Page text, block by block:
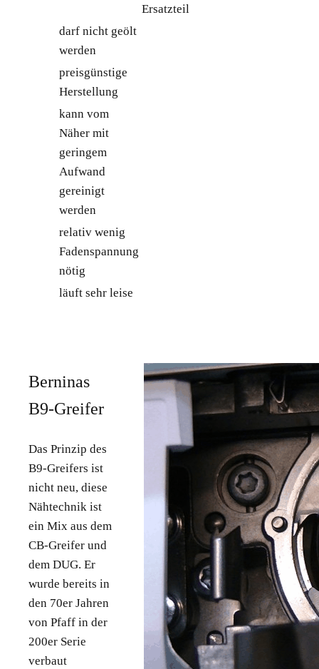
Ersatzteil
darf nicht geölt
werden
preisgünstige
Herstellung
kann vom
Näher mit
geringem
Aufwand
gereinigt
werden
relativ wenig
Fadenspannung
nötig
läuft sehr leise
Berninas
B9-Greifer
Das Prinzip des
B9-Greifers ist
nicht neu, diese
Nähtechnik ist
ein Mix aus dem
CB-Greifer und
dem DUG. Er
wurde bereits in
den 70er Jahren
von Pfaff in der
200er Serie
verbaut